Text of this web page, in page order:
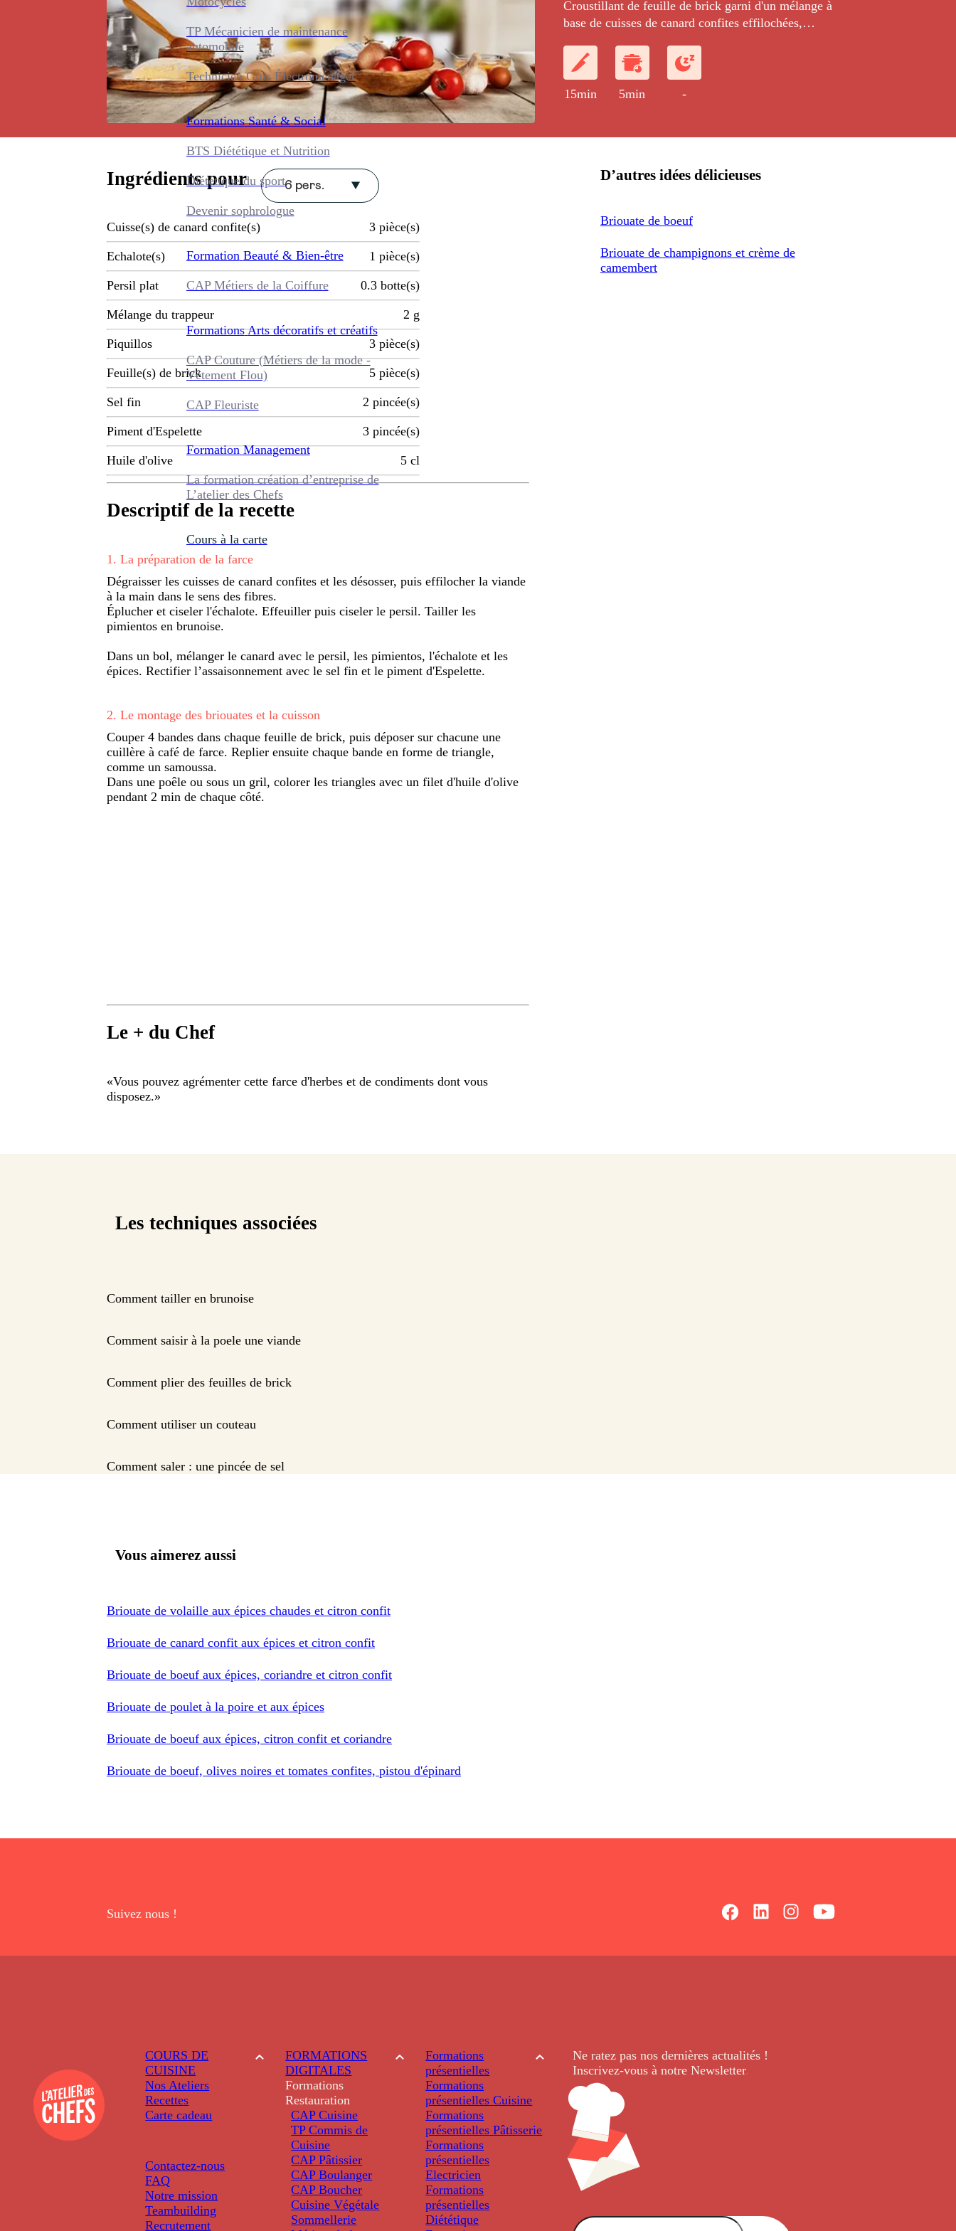
TP Mécanicien de maintenance
automobile
Technicien Gros Électroménager
Formations Santé & Social
BTS Diététique et Nutrition
Diététique du sport
Devenir sophrologue
Formation Beauté & Bien-être
CAP Métiers de la Coiffure
Formations Arts décoratifs et créatifs
CAP Couture (Métiers de la mode -
Vêtement Flou)
CAP Fleuriste
Formation Management
La formation création d’entreprise de
L’atelier des Chefs
Cours à la carte
Croustillant de feuille de brick garni d'un mélange à
base de cuisses de canard confites effilochées,
15min 5min -
Ingrédients pour 6 pers.
Cuisse(s) de canard confite(s) 3 pièce(s)
Echalote(s) 1 pièce(s)
Persil plat 0.3 botte(s)
Mélange du trappeur 2 g
Piquillos 3 pièce(s)
Feuille(s) de brick 5 pièce(s)
Sel fin 2 pincée(s)
Piment d'Espelette 3 pincée(s)
Huile d'olive 5 cl
Descriptif de la recette
1 . La préparation de la farce
Dégraisser les cuisses de canard confites et les désosser, puis effilocher la viande
à la main dans le sens des fibres.
Éplucher et ciseler l'échalote. Effeuiller puis ciseler le persil. Tailler les
pimientos en brunoise.
Dans un bol, mélanger le canard avec le persil, les pimientos, l'échalote et les
épices. Rectifier l’assaisonnement avec le sel fin et le piment d'Espelette.
2. Le montage des briouates et la cuisson
Couper 4 bandes dans chaque feuille de brick, puis déposer sur chacune une
cuillère à café de farce. Replier ensuite chaque bande en forme de triangle,
comme un samoussa.
Dans une poêle ou sous un gril, colorer les triangles avec un filet d'huile d'olive
pendant 2 min de chaque côté.
Le + du Chef
«Vous pouvez agrémenter cette farce d'herbes et de condiments dont vous
disposez.»
D’autres idées délicieuses
Briouate de boeuf
Briouate de champignons et crème de
camembert
Les techniques associées
Comment tailler en brunoise
Comment saisir à la poele une viande
Comment plier des feuilles de brick
Comment utiliser un couteau
Comment saler : une pincée de sel
Vous aimerez aussi
Briouate de volaille aux épices chaudes et citron confit
Briouate de canard confit aux épices et citron confit
Briouate de boeuf aux épices, coriandre et citron confit
Briouate de poulet à la poire et aux épices
Briouate de boeuf aux épices, citron confit et coriandre
Briouate de boeuf, olives noires et tomates confites, pistou d'épinard
Suivez nous !
COURS DE
CUISINE
Nos Ateliers
Recettes
Carte cadeau
Contactez-nous
FAQ
Notre mission
Teambuilding
Recrutement
FORMATIONS
DIGITALES
Formations
Restauration
CAP Cuisine
TP Commis de
Cuisine
CAP Pâtissier
CAP Boulanger
CAP Boucher
Cuisine Végétale
Sommellerie
Formations
présentielles
Formations
présentielles Cuisine
Formations
présentielles Pâtisserie
Formations
présentielles
Electricien
Formations
présentielles
Diététique
Ne ratez pas nos dernièresactualités !
Inscrivez-vous à notre Newsletter.